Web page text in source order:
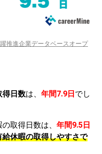
推進企業データベースオープ
得日数は、 年間7.9日 でし
取得日数は、 年間9.5日
給休暇の取得しやすさで